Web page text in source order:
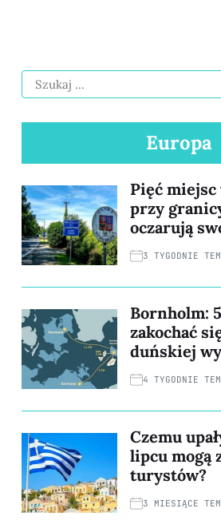
Europa
Pięć miejsc
przy
oczarują
3 TYGODNIE
Bornholm:
zakochać
duńskiej
4 TYGODNIE
Czemu
lipcu mogą
turystów?
3 MIESIĄCE